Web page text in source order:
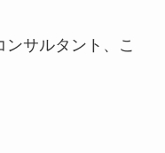
サルタント、こ